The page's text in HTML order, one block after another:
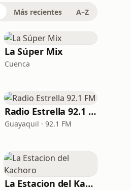
Más recientes A–Z
La Súper Mix
Cuenca
Radio Estrella 92.1 FM
Guayaquil · 92.1 FM
La Estacion del Kachoro